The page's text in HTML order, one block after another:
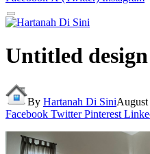
Untitled
By Hartanah Di Sini
Facebook Twitter Pinterest